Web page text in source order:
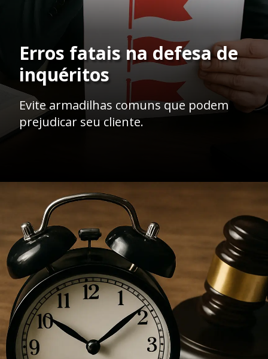
Erros fatais na defesa de
inquéritos
Evite armadilhas comuns que podem
prejudicar seu cliente.
Openinghttps://ademilsoncs.adv.br/